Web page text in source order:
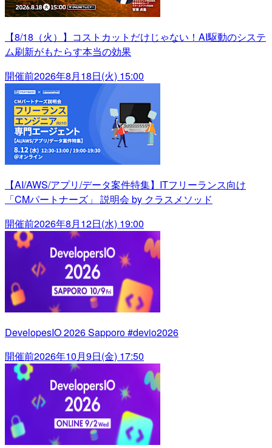
【8/18（火）】コストカットだけじゃない！AI駆動のシステ
ム刷新がもたらす本当の効果
開催前2026年8月18日(火) 15:00
【AI/AWS/アプリ/データ案件特集】ITフリーランス向け
「CMパートナーズ」 説明会 by クラスメソッド
開催前2026年8月12日(水) 19:00
DevelopesIO 2026 Sapporo #devio2026
開催前2026年10月9日(金) 17:50